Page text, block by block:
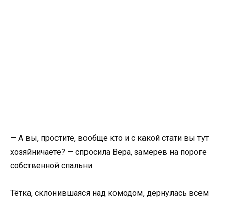
— А вы, простите, вообще кто и с какой стати вы тут
хозяйничаете? — спросила Вера, замерев на пороге
собственной спальни.
Тётка, склонившаяся над комодом, дернулась всем